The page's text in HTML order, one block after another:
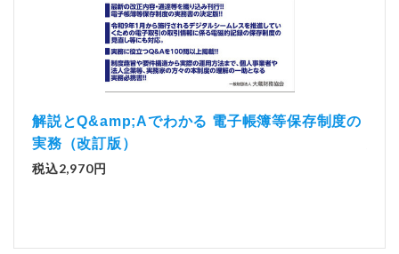
解説とQ&amp;Aでわかる 電子帳簿等保存制度の
実務（改訂版）
税込2,970円